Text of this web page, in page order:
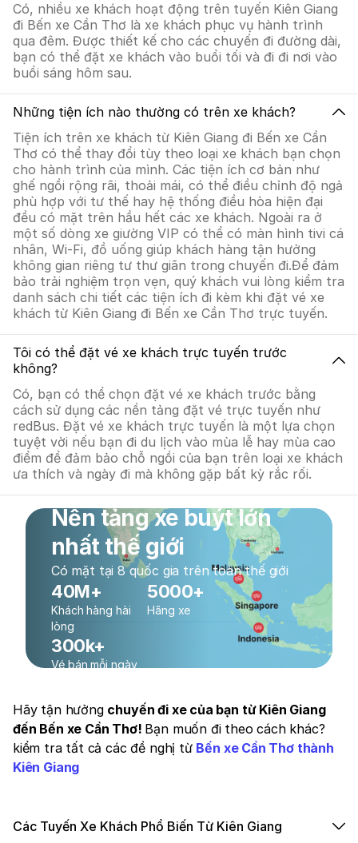
Có, nhiều xe khách hoạt động trên tuyến Kiên Giang
đi Bến xe Cần Thơ là xe khách phục vụ hành trình
qua đêm. Được thiết kế cho các chuyến đi đường dài,
bạn có thể đặt xe khách vào buổi tối và đi đi nơi vào
buổi sáng hôm sau.
Những tiện ích nào thường có trên xe khách?
Tiện ích trên xe khách từ Kiên Giang đi Bến xe Cần
Thơ có thể thay đổi tùy theo loại xe khách bạn chọn
cho hành trình của mình. Các tiện ích cơ bản như
ghế ngồi rộng rãi, thoải mái, có thể điều chỉnh độ ngả
phù hợp với tư thế hay hệ thống điều hòa hiện đại
đều có mặt trên hầu hết các xe khách. Ngoài ra ở
một số dòng xe giường VIP có thể có màn hình tivi cá
nhân, Wi-Fi, đồ uống giúp khách hàng tận hưởng
không gian riêng tư thư giãn trong chuyến đi.Để đảm
bảo trải nghiệm trọn vẹn, quý khách vui lòng kiểm tra
danh sách chi tiết các tiện ích đi kèm khi đặt vé xe
khách từ Kiên Giang đi Bến xe Cần Thơ trực tuyến.
Tôi có thể đặt vé xe khách trực tuyến trước
không?
Có, bạn có thể chọn đặt vé xe khách trước bằng
cách sử dụng các nền tảng đặt vé trực tuyến như
redBus. Đặt vé xe khách trực tuyến là một lựa chọn
tuyệt vời nếu bạn đi du lịch vào mùa lễ hay mùa cao
điểm để đảm bảo chỗ ngồi của bạn trên loại xe khách
ưa thích và ngày đi mà không gặp bất kỳ rắc rối.
Nền tảng xe buýt lớn
nhất thế giới
Có mặt tại 8 quốc gia trên toàn thế giới
40M+
Khách hàng hài
lòng
5000+
Hãng xe
300k+
Vé bán mỗi ngày
Hãy tận hưởng chuyến đi xe của bạn từ Kiên Giang
đến Bến xe Cần Thơ! Bạn muốn đi theo cách khác?
kiểm tra tất cả các đề nghị từ Bến xe Cần Thơ thành
Kiên Giang
Các Tuyến Xe Khách Phổ Biến Từ Kiên Giang